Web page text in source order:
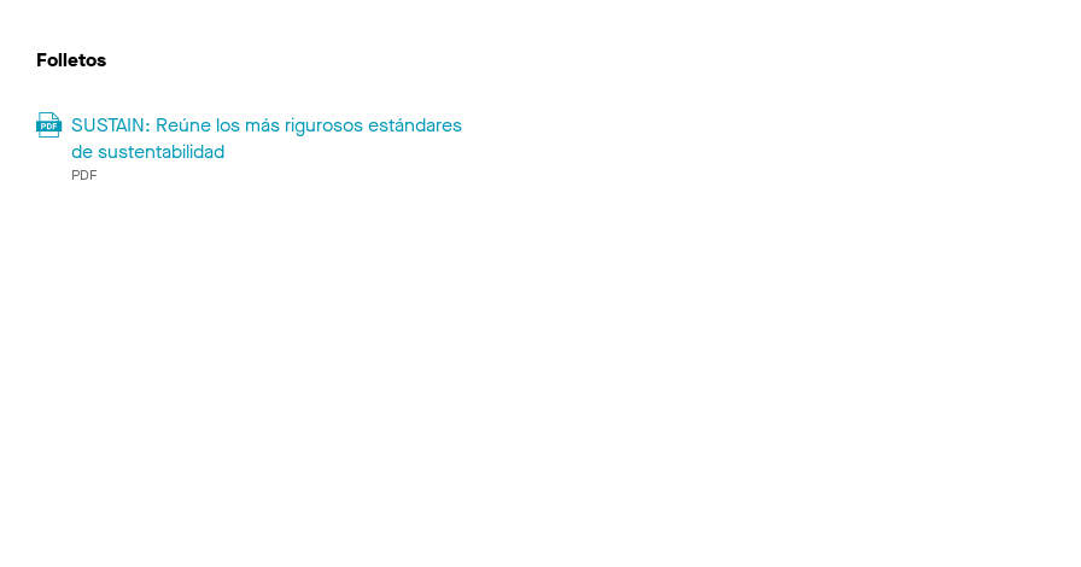
Folletos
SUSTAIN: Reúne los más rigurosos estándares
de sustentabilidad
PDF